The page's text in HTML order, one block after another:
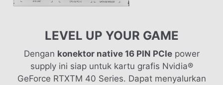
LEVEL UP YOUR GAME
Dengan konektor native 16 PIN PCIepower
supply ini siap untuk kartu grafis Nvidia®
GeForce RTXTM 40 Series. Dapat menyalurkan